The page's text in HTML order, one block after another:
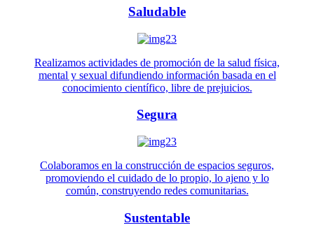
Saludable
Realizamos actividades de promoción de la salud física,
mental y sexual difundiendo información basada en el
conocimiento científico, libre de prejuicios.
Segura
Colaboramos en la construcción de espacios seguros,
promoviendo el cuidado de lo propio, lo ajeno y lo
común, construyendo redes comunitarias.
Sustentable